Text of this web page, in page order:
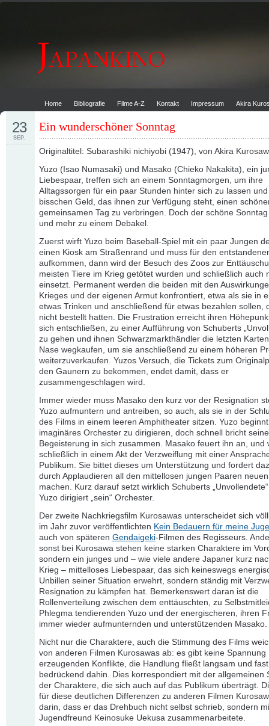
Home Bibliografie Filme A-Z Kontakt Impressum Akira
Ein wunderschöner Sonntag
23
SEP.
Originaltitel: Subarashiki nichiyobi (1947), von Akira
Yuzo (Isao Numasaki) und Masako (Chieko Nakakita), ein
Liebespaar, treffen sich an einem Sonntagmorgen, um ihre
Alltagssorgen für ein paar Stunden hinter sich zu lassen
bisschen Geld, das ihnen zur Verfügung steht, einen
gemeinsamen Tag zu verbringen. Doch der schöne
und mehr zu einem Debakel.
Zuerst wirft Yuzo beim Baseball-Spiel mit ein paar Jungen
einen Kiosk am Straßenrand und muss für den
aufkommen, dann wird der Besuch des Zoos zur
meisten Tiere im Krieg getötet wurden und schließlich auch
einsetzt. Permanent werden die beiden mit den
Krieges und der eigenen Armut konfrontiert, etwa als sie in
etwas Trinken und anschließend für etwas bezahlen sollen,
nicht bestellt hatten. Die Frustration erreicht ihren
sich entschließen, zu einer Aufführung von Schuberts
zu gehen und ihnen Schwarzmarkthändler die letzten
Nase wegkaufen, um sie anschließend zu einem höheren
weiterzuverkaufen. Yuzos Versuch, die Tickets zum
den Gaunern zu bekommen, endet damit, dass er
zusammengeschlagen wird.
Immer wieder muss Masako den kurz vor der Resignation
Yuzo aufmuntern und antreiben, so auch, als sie in der
des Films in einem leeren Amphitheater sitzen. Yuzo
imaginäres Orchester zu dirigieren, doch schnell bricht seine
Begeisterung in sich zusammen. Masako feuert ihn an, und
schließlich in einem Akt der Verzweiflung mit einer
Publikum. Sie bittet dieses um Unterstützung und fordert
durch Applaudieren all den mittellosen jungen Paaren
machen. Kurz darauf setzt wirklich Schuberts
Yuzo dirigiert „sein“ Orchester.
Der zweite Nachkriegsfilm Kurosawas unterscheidet sich
im Jahr zuvor veröffentlichten Kein Bedauern für meine
auch von späteren Gendaigeki-Filmen des Regisseurs.
sonst bei Kurosawa stehen keine starken Charaktere im
sondern ein junges und – wie viele andere Japaner kurz
Krieg – mittelloses Liebespaar, das sich keineswegs
Unbillen seiner Situation erwehrt, sondern ständig mit
Resignation zu kämpfen hat. Bemerkenswert daran ist die
Rollenverteilung zwischen dem enttäuschten, zu
Phlegma tendierenden Yuzo und der energischeren, ihren
immer wieder aufmunternden und unterstützenden Masako.
Nicht nur die Charaktere, auch die Stimmung des Films
von anderen Filmen Kurosawas ab: es gibt keine Spannung
erzeugenden Konflikte, die Handlung fließt langsam und fast
bedrückend dahin. Dies korrespondiert mit der allgemeinen
der Charaktere, die sich auch auf das Publikum überträgt.
für diese deutlichen Differenzen zu anderen Filmen
darin, dass er das Drehbuch nicht selbst schrieb, sondern
Jugendfreund Keinosuke Uekusa zusammenarbeitete.